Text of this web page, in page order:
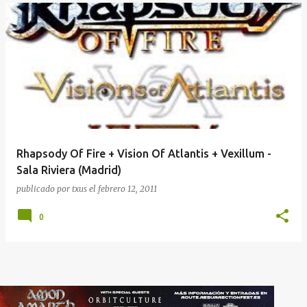
Rhapsody Of Fire + Vision Of Atlantis + Vexillum -
Sala Riviera (Madrid)
publicado por txus el febrero 12, 2011
0